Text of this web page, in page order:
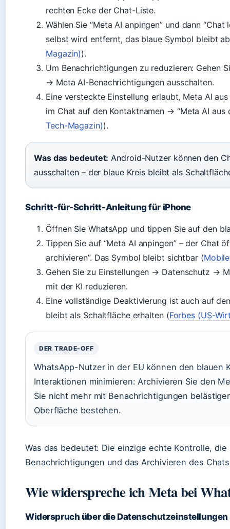
rechten Ecke der Chat-Liste.
Wählen Sie “Meta AI anpingen” und dann
selbst wird entfernt, das blaue Symbol bleibt
Magazin)).
Um Benachrichtigungen zu reduzieren: Gehen
→ Meta AI-Benachrichtigungen ausschalten.
Eine versteckte Einstellung erlaubt, Meta AI
im Chat auf den Kontaktnamen → “Meta AI aus
Tech-Magazin)).
Was das bedeutet: Android-Nutzer können den
ausschalten – der blaue Kreis bleibt als
Schritt-für-Schritt-Anleitung für iPhone
Öffnen Sie WhatsApp und tippen Sie auf den
Tippen Sie auf “Meta AI anpingen” – der Chat
archivieren”. Das Symbol bleibt sichtbar (
Gehen Sie zu Einstellungen → Datenschutz →
mit der KI reduzieren.
Eine vollständige Deaktivierung ist auch auf
bleibt als Schaltfläche erhalten (Forbes (US-
DER TRADE-OFF
WhatsApp-Nutzer in der EU können den blauen
Interaktionen minimieren: Archivieren Sie den
Sie nicht mehr mit Benachrichtigungen
Oberfläche bestehen.
Was das bedeutet: Die einzige echte Kontrolle,
Benachrichtigungen und das Archivieren des
Wie widerspreche ich Meta bei
Widerspruch über die Datenschutzeinstellungen